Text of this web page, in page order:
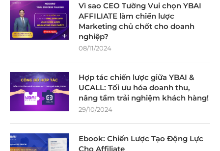
Vì sao CEO Tường Vui chọn YBAI
AFFILIATE làm chiến lược
Marketing chủ chốt cho doanh
nghiệp?
08/11/2024
Hợp tác chiến lược giữa YBAI &
UCALL: Tối ưu hóa doanh thu,
nâng tầm trải nghiệm khách hàng!
29/10/2024
Ebook: Chiến Lược Tạo Động Lực
Cho Affiliate